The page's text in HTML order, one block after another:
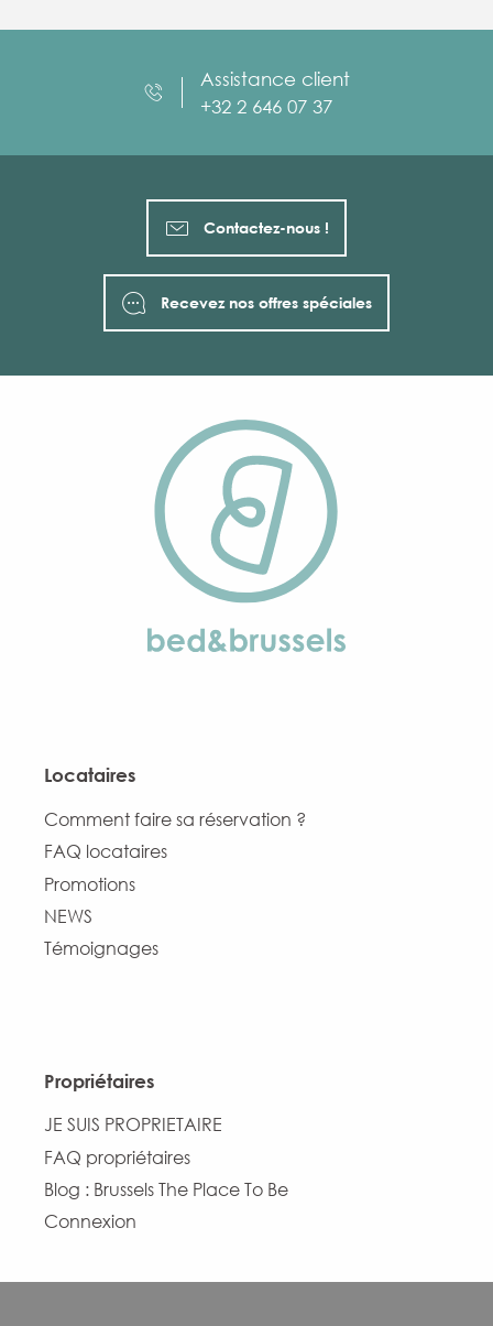
Assistance client
+32 2 646 07 37
Contactez-nous !
Recevez nos offres spéciales
Locataires
Comment faire sa réservation ?
FAQ locataires
Promotions
NEWS
Témoignages
Propriétaires
JE SUIS PROPRIETAIRE
FAQ propriétaires
Blog : Brussels The Place To Be
Connexion